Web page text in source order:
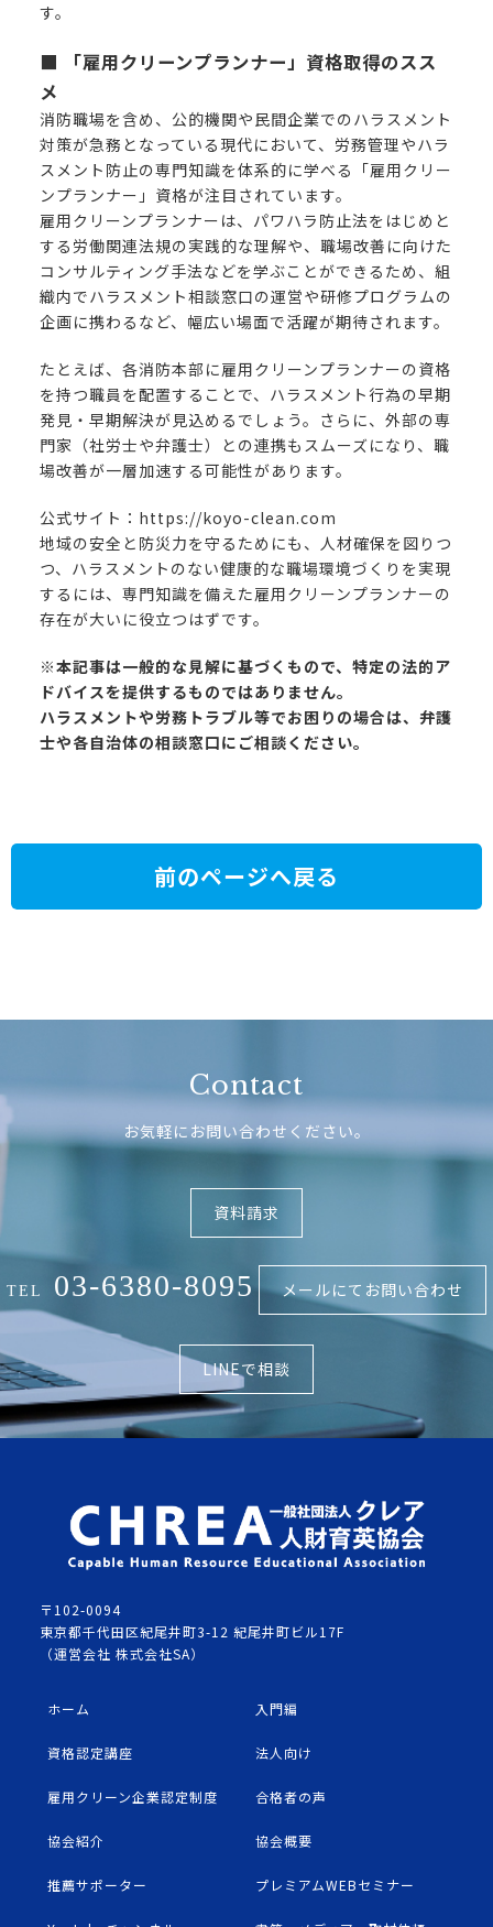
す。
■ 「雇用クリーンプランナー」資格取得のスス
メ
消防職場を含め、公的機関や民間企業でのハラスメント
対策が急務となっている現代において、労務管理やハラ
スメント防止の専門知識を体系的に学べる「雇用クリー
ンプランナー」資格が注目されています。
雇用クリーンプランナーは、パワハラ防止法をはじめと
する労働関連法規の実践的な理解や、職場改善に向けた
コンサルティング手法などを学ぶことができるため、組
織内でハラスメント相談窓口の運営や研修プログラムの
企画に携わるなど、幅広い場面で活躍が期待されます。
たとえば、各消防本部に雇用クリーンプランナーの資格
を持つ職員を配置することで、ハラスメント行為の早期
発見・早期解決が見込めるでしょう。さらに、外部の専
門家（社労士や弁護士）との連携もスムーズになり、職
場改善が一層加速する可能性があります。
公式サイト： https://koyo-clean.com
地域の安全と防災力を守るためにも、人材確保を図りつ
つ、ハラスメントのない健康的な職場環境づくりを実現
するには、専門知識を備えた雇用クリーンプランナーの
存在が大いに役立つはずです。
※本記事は一般的な見解に基づくもので、特定の法的ア
ドバイスを提供するものではありません。
ハラスメントや労務トラブル等でお困りの場合は、弁護
士や各自治体の相談窓口にご相談ください。
前のページへ戻る
Contact
お気軽にお問い合わせください。
資料請求
TEL 03-6380-8095 メールにてお問い合わせ
LINEで相談
〒102-0094
東京都千代田区紀尾井町3-12 紀尾井町ビル17F
（運営会社 株式会社SA）
ホーム 入門編
資格認定講座 法人向け
雇用クリーン企業認定制度 合格者の声
協会紹介 協会概要
推薦サポーター プレミアムWEBセミナー